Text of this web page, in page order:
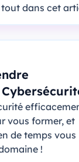
dans cet
vous former, et
de temps vous
!